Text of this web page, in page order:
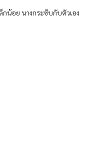
น้อย นางกระซิบกับตัวเอง